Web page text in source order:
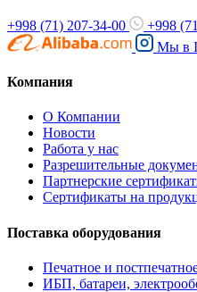
+998 (71) 207-34-00 +998
Мы в
Компания
О Компании
Новости
Работа у нас
Разрешительные
Партнерские
Сертификаты на
Поставка оборудования
Печатное и
ИБП, батареи,